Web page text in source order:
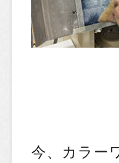
今、カラー